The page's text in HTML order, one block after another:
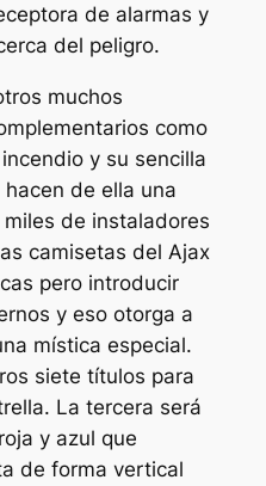
de alarmas y
del peligro.
muchos
como
y su sencilla
de ella una
de instaladores
camisetas del Ajax
pero introducir
y eso otorga a
mística especial.
siete títulos para
La tercera será
y azul que
de forma vertical